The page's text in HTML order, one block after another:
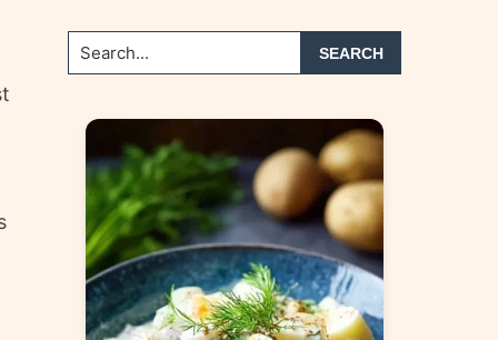
Search...